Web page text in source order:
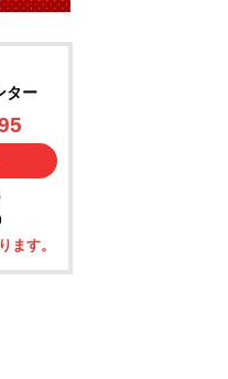
ター
ます。